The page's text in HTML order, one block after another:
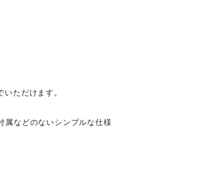
ただけます。
属などのないシンプルな仕様